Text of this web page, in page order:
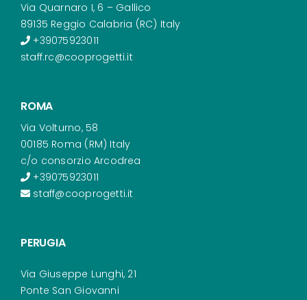
Via Quarnaro I, 6 – Gallico
89135 Reggio Calabria (RC) Italy
+39075923011
staff.rc@cooprogetti.it
ROMA
Via Volturno, 58
00185 Roma (RM) Italy
c/o consorzio Arcodrea
+39075923011
staff@cooprogetti.it
PERUGIA
Via Giuseppe Lunghi, 21
Ponte San Giovanni